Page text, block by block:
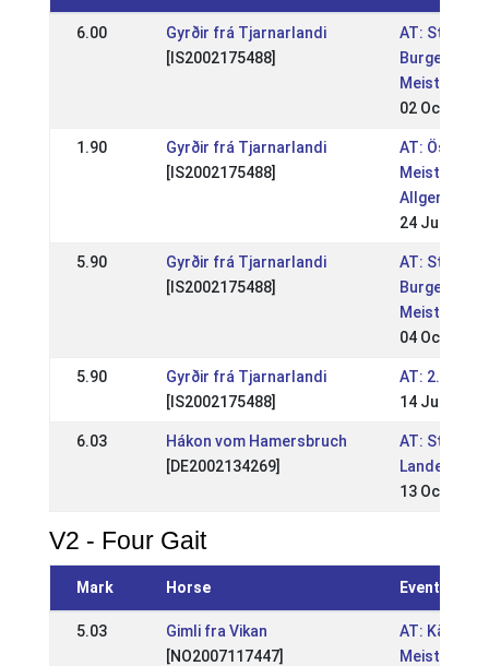
6.00
Gyrðir frá Tjarnarlandi
[IS2002175488]
AT:
02 Oct 2016
1.90
Gyrðir frá Tjarnarlandi
[IS2002175488]
AT:
Allgemein &
24 Jul 2016
5.90
Gyrðir frá Tjarnarlandi
[IS2002175488]
AT:
04 Oct 2015
5.90
Gyrðir frá Tjarnarlandi
[IS2002175488]
AT: 2. WM
14 Jun 2015
6.03
Hákon vom Hamersbruch
[DE2002134269]
AT:
13 Oct 2013
V2 - Four Gait
Mark Horse Event
5.03
Gimli fra Vikan
[NO2007117447]
AT: